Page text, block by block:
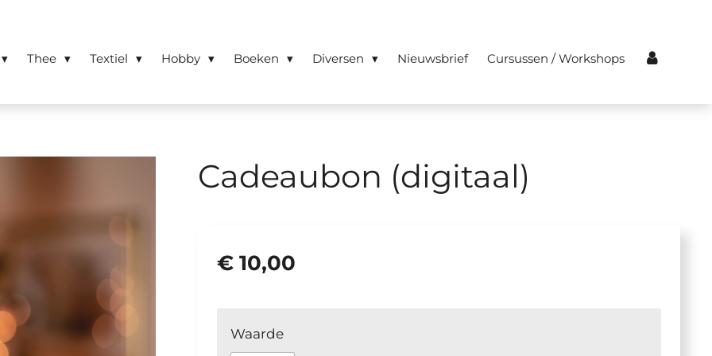
Thee Textiel Hobby Boeken Diversen Nieuwsbrief Cursussen / Workshops
Cadeaubon (digitaal)
€ 10,00
Waarde